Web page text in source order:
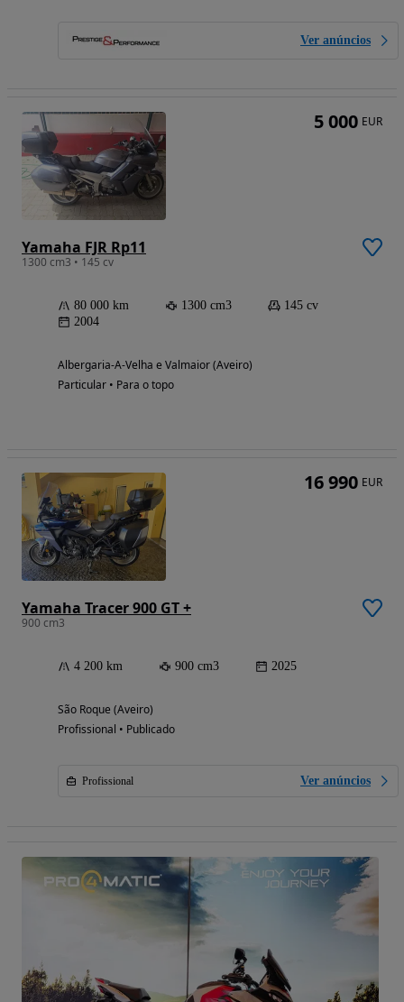
Ver anúncios
Yamaha FJR Rp11
1300 cm3 • 145 cv
80 000 km 1300 cm3
145 cv
2004
Albergaria-A-Velha e Valmaior (Aveiro)
Particular • Para o topo
5 000 EUR
Yamaha Tracer 900 GT +
900 cm3
4 200 km 900 cm3 2025
São Roque (Aveiro)
Profissional • Publicado
Profissional Ver anúncios
16 990 EUR